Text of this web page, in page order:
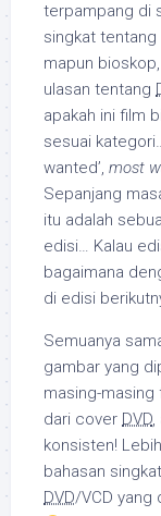
terpampang di
singkat
mapun
ulasan tentang
apakah ini film
sesuai
wanted’, most
Sepanjang
itu adalah
edisi… Kalau
bagaimana
di edisi
Semuanya
gambar yang
masing-masing
dari cover DVD,
konsisten!
bahasan
DVD/VCD yang